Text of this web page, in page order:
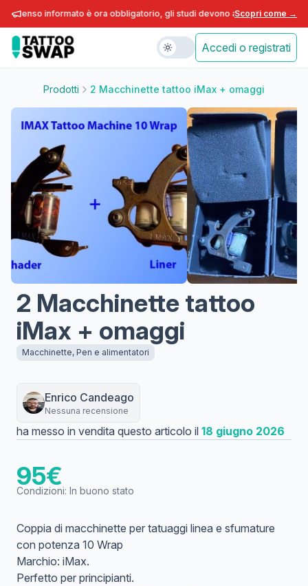
informato è ora obbligatorio, gli studi devono adeguarsi entro fine
Scopri come →
Accedi o registrati
Prodotti 2 Macchinette tattoo iMax + omaggi
2 Macchinette tattoo
iMax + omaggi
Macchinette, Pen e alimentatori
Enrico Candeago
Nessuna recensione
ha messo in vendita questo articolo il 18 giugno 2026
95€
Condizioni: In buono stato
Coppia di macchinette per tatuaggi linea e sfumature
con potenza 10 Wrap
Marchio: iMax.
Perfetto per principianti.